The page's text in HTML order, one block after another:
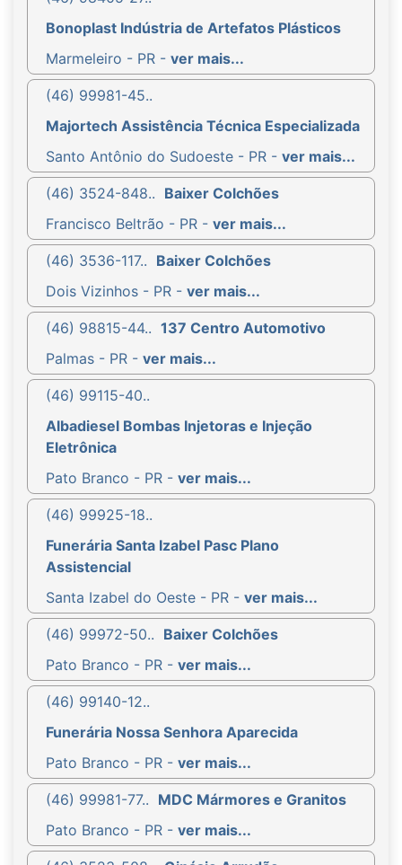
Bonoplast Indústria de Artefatos Plásticos
Marmeleiro - PR - ver mais...
(46) 99981-45..
Majortech Assistência Técnica Especializada
Santo Antônio do Sudoeste - PR - ver mais...
(46) 3524-848.. Baixer Colchões
Francisco Beltrão - PR - ver mais...
(46) 3536-117.. Baixer Colchões
Dois Vizinhos - PR - ver mais...
(46) 98815-44.. 137 Centro Automotivo
Palmas - PR - ver mais...
(46) 99115-40..
Albadiesel Bombas Injetoras e Injeção
Eletrônica
Pato Branco - PR - ver mais...
(46) 99925-18..
Funerária Santa Izabel Pasc Plano
Assistencial
Santa Izabel do Oeste - PR - ver mais...
(46) 99972-50.. Baixer Colchões
Pato Branco - PR - ver mais...
(46) 99140-12..
Funerária Nossa Senhora Aparecida
Pato Branco - PR - ver mais...
(46) 99981-77.. MDC Mármores e Granitos
Pato Branco - PR - ver mais...